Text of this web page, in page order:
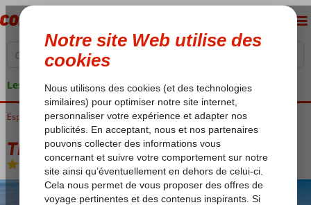
Les garanties de vacances
Espagne Îles Canaries Lanzarote Puerto del Carmen THB Flora
THB Flora
Logement-Hôtel